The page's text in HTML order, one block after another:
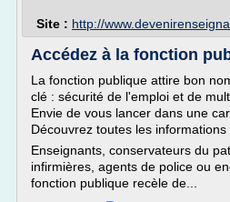
Site : http://
Accédez à la fonction
La fonction publique attire bon
clé : sécurité de l'emploi et de
Envie de vous lancer dans une
Découvrez toutes les
Enseignants, conservateurs du
infirmières, agents de police ou
fonction publique recèle de...